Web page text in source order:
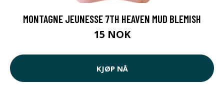
MONTAGNE JEUNESSE 7TH HEAVEN MUD BLEMISH
15 NOK
KJØP NÅ